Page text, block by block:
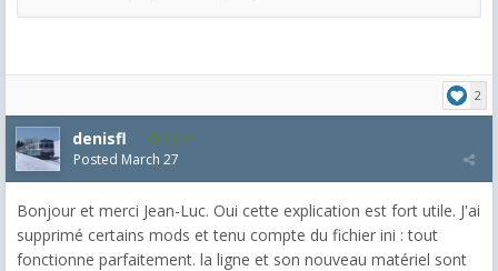
2
denisfl 1,522
Posted March 27
Bonjour et merci Jean-Luc. Oui cette explication est fort utile. J'ai
supprimé certains mods et tenu compte du fichier ini : tout
fonctionne parfaitement. la ligne et son nouveau matériel sont